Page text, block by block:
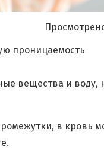
проницаемость
вещества и воду,
в кровь